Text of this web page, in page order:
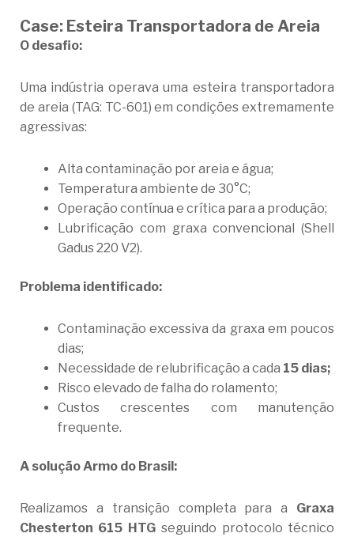
Case: Esteira Transportadora de Areia
O desafio:
Uma indústria operava uma esteira transportadora
de areia (TAG: TC-601) em condições extremamente
agressivas:
Alta contaminação por areia e água;
Temperatura ambiente de 30°C;
Operação contínua e crítica para a produção;
Lubrificação com graxa convencional (Shell
Gadus 220 V2).
Problema identificado:
Contaminação excessiva da graxa em poucos
dias;
Necessidade de relubrificação a cada 15 dias;
Risco elevado de falha do rolamento;
Custos crescentes com manutenção
frequente.
A solução Armo do Brasil:
Realizamos a transição completa para a Graxa
Chesterton 615 HTG seguindo protocolo técnico